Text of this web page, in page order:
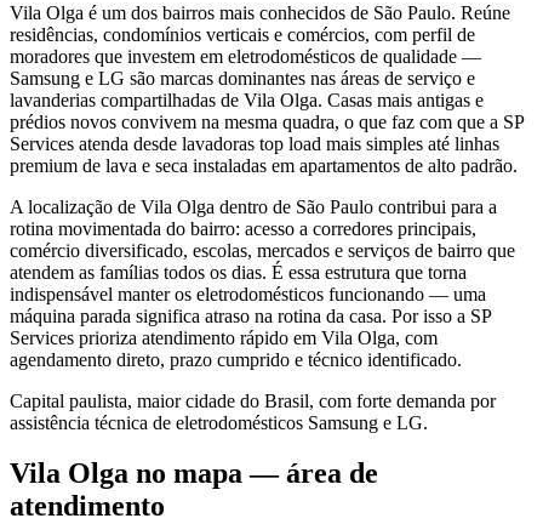
Vila Olga é um dos bairros mais conhecidos de São Paulo. Reúne
residências, condomínios verticais e comércios, com perfil de
moradores que investem em eletrodomésticos de qualidade —
Samsung e LG são marcas dominantes nas áreas de serviço e
lavanderias compartilhadas de Vila Olga. Casas mais antigas e
prédios novos convivem na mesma quadra, o que faz com que a SP
Services atenda desde lavadoras top load mais simples até linhas
premium de lava e seca instaladas em apartamentos de alto padrão.
A localização de Vila Olga dentro de São Paulo contribui para a
rotina movimentada do bairro: acesso a corredores principais,
comércio diversificado, escolas, mercados e serviços de bairro que
atendem as famílias todos os dias. É essa estrutura que torna
indispensável manter os eletrodomésticos funcionando — uma
máquina parada significa atraso na rotina da casa. Por isso a SP
Services prioriza atendimento rápido em Vila Olga, com
agendamento direto, prazo cumprido e técnico identificado.
Capital paulista, maior cidade do Brasil, com forte demanda por
assistência técnica de eletrodomésticos Samsung e LG.
Vila Olga no mapa — área de
atendimento